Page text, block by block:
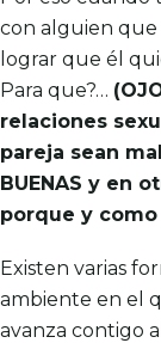
con alguien que
lograr que él
Para que?…
relaciones
pareja sean
BUENAS y en
porque y
Existen varias
ambiente en el
avanza contigo